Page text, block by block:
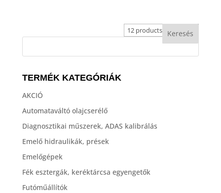
TERMÉK KATEGÓRIÁK
AKCIÓ
Automataváltó olajcserélő
Diagnosztikai műszerek, ADAS kalibrálás
Emelő hidraulikák, prések
Emelőgépek
Fék esztergák, keréktárcsa egyengetők
Futóműállítók